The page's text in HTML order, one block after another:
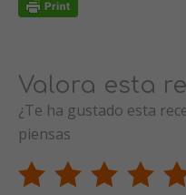
Valora esta
¿Te ha gustado esta
piensas